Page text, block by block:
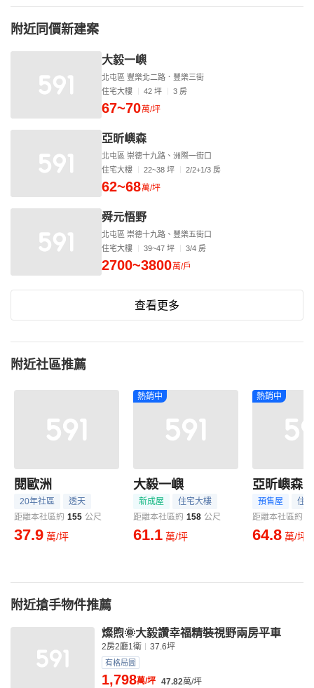
附近同價新建案
大毅一嶼
北屯區 豐樂北二路．豐樂三街
住宅大樓
42 坪 3 房
67~70萬/坪
亞昕嶼森
北屯區 崇德十九路、洲際一街口
住宅大樓
22~38 坪 2/2+1/3 房
62~68萬/坪
舜元悟野
北屯區 崇德十九路、豐樂五街口
住宅大樓
39~47 坪 3/4 房
2700~3800萬/戶
查看更多
附近社區推薦
閱歐洲
20年社區
透天
距離本社區約 155 公尺
37.9 萬/坪
熱銷中
大毅一嶼
新成屋
住宅大樓
距離本社區約 158 公尺
61.1 萬/坪
熱銷中
亞昕嶼森
預售屋
住
距離本社區約
64.8 萬/坪
附近搶手物件推薦
燦煦🌞大毅讚幸福精裝視野兩房平車
2房2廳1衛 37.6坪
有格局圖
1,798萬/坪 47.82萬/坪